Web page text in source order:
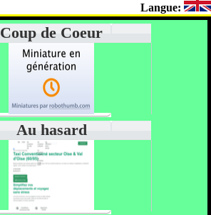
Langue:
Coup de Coeur
Au hasard